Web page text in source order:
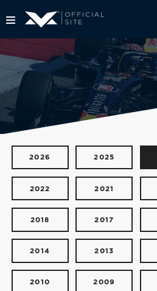
2026 2025
2022 2021
2018 2017
2014 2013
2010 2009